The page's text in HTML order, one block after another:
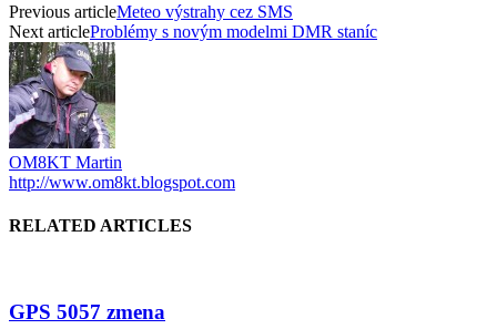
Previous articleMeteo výstrahy cez SMS
Next articleProblémy s novým modelmi DMR staníc
OM8KT Martin
http://www.om8kt.blogspot.com
RELATED ARTICLES
GPS 5057 zmena